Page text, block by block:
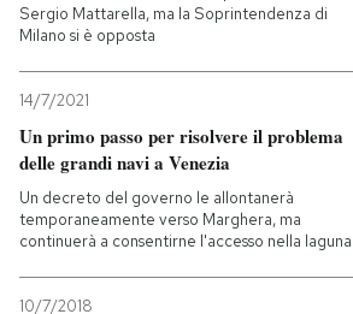
Sergio Mattarella, ma la Soprintendenza di
Milano si è opposta
14/7/2021
Un primo passo per risolvere il problema
delle grandi navi a Venezia
Un decreto del governo le allontanerà
temporaneamente verso Marghera, ma
continuerà a consentirne l'accesso nella laguna
10/7/2018